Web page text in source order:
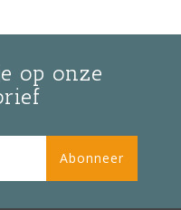
op onze
Abonneer